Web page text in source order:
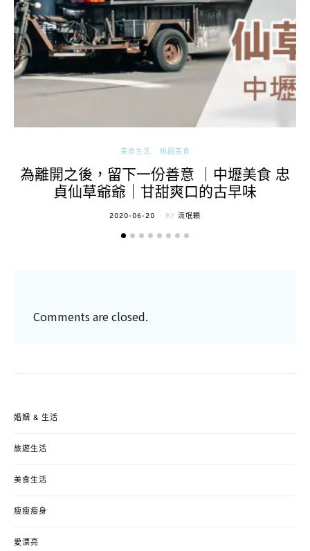
美食生活 桃園美食
為離開之後，留下一份善意 ｜中壢美食 忠
貞仙草爺爺｜甘甜爽口的古早味
POSTED
2020-06-20 BY 流氓顆
Comments are closed.
婚姻 & 生活
旅遊生活
美食生活
瘦瘦瘦身
愛漂亮